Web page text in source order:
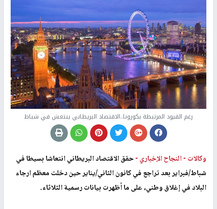
رغم القيود المرتبطة بكورونا..الاقتصاد البريطاني ينتعش في شباط
وكالات -النجاح الإخباري -حقق الاقتصاد البريطاني انتعاشا بسيطا في
شباط/فبراير بعد تراجع في كانون الثاني/يناير حين دخلت معظم ارجاء
البلاد في إغلاق وطني، على ما أظهرت بيانات رسمية الثلاثاء.